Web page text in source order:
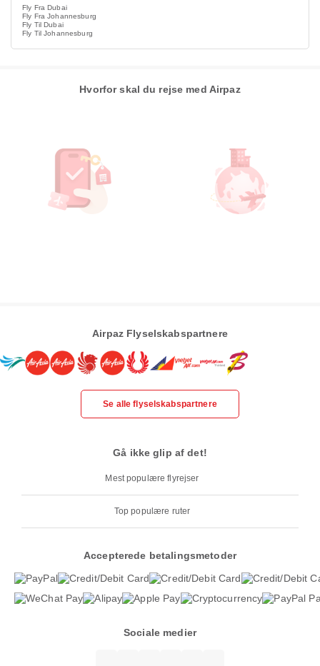
Fly Fra Dubai
Fly Fra Johannesburg
Fly Til Dubai
Fly Til Johannesburg
Hvorfor skal du rejse med Airpaz
Airpaz Flyselskabspartnere
Se alle flyselskabspartnere
Gå ikke glip af det!
Mest populære flyrejser
Top populære ruter
Accepterede betalingsmetoder
Sociale medier